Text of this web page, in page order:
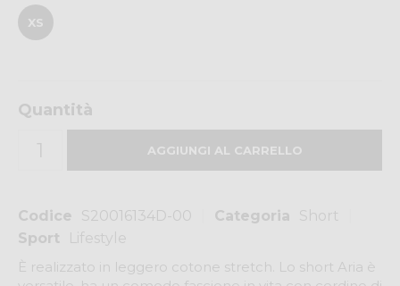
Codice S20016134D-00 Categoria
Short
Sport
Lifestyle
È realizzato in leggero cotone stretch. Lo short Aria è
XS
Quantità